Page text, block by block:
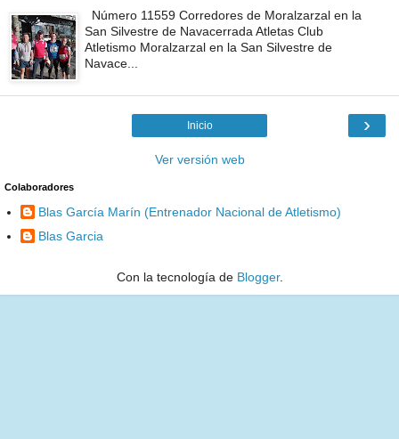
Número 11559 Corredores de Moralzarzal en la
San Silvestre de Navacerrada Atletas Club
Atletismo Moralzarzal en la San Silvestre de
Navace...
›
Inicio
Ver versión web
Colaboradores
Blas García Marín (Entrenador Nacional de Atletismo)
Blas Garcia
Con la tecnología de Blogger.